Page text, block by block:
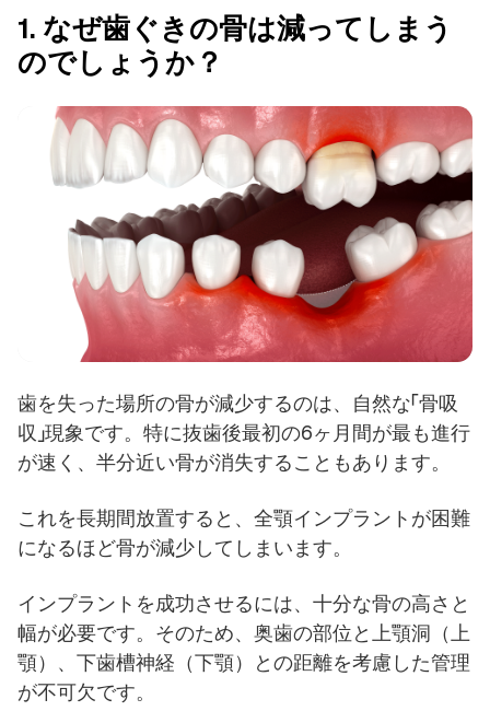
1. なぜ歯ぐきの骨は減ってしまう
のでしょうか？
歯を失った場所の骨が減少するのは、自然な「骨吸
収」現象です。特に抜歯後最初の6ヶ月間が最も進行
が速く、半分近い骨が消失することもあります。
これを長期間放置すると、全顎インプラントが困難
になるほど骨が減少してしまいます。
インプラントを成功させるには、十分な骨の高さと
幅が必要です。そのため、奥歯の部位と上顎洞（上
顎）、下歯槽神経（下顎）との距離を考慮した管理
が不可欠です。